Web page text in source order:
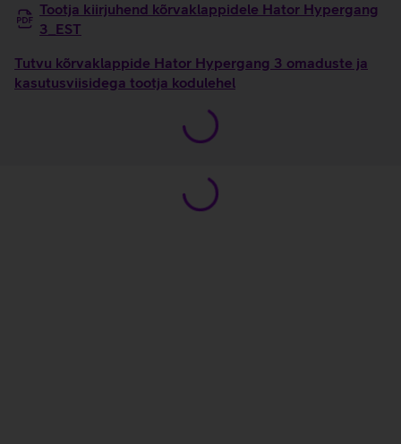
Tootja kiirjuhend kõrvaklappidele Hator Hypergang
3_EST
Tutvu kõrvaklappide Hator Hypergang 3 omaduste ja
kasutusviisidega tootja kodulehel